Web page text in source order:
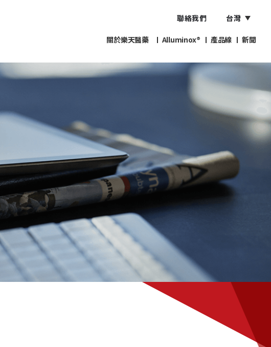
聯絡我們 台灣
關於樂天醫藥 Alluminox® 產品線 新聞